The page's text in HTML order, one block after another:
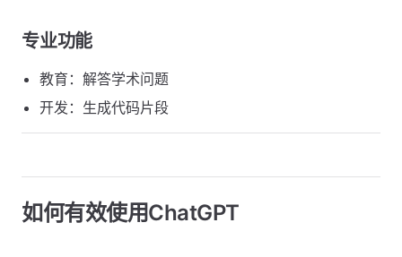
专业功能
教育：解答学术问题
开发：生成代码片段
如何有效使用ChatGPT